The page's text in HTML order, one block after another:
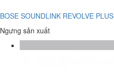
BOSE SOUNDLINK REVOLVE PLUS
Ngưng sản xuất